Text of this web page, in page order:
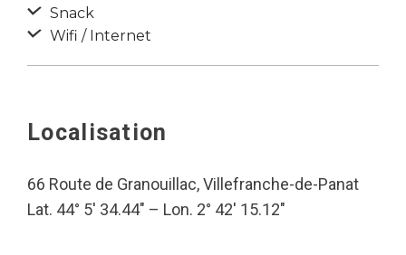
Snack
Wifi / Internet
Localisation
66 Route de Granouillac, Villefranche-de-Panat
Lat. 44° 5′ 34.44″ – Lon. 2° 42′ 15.12″